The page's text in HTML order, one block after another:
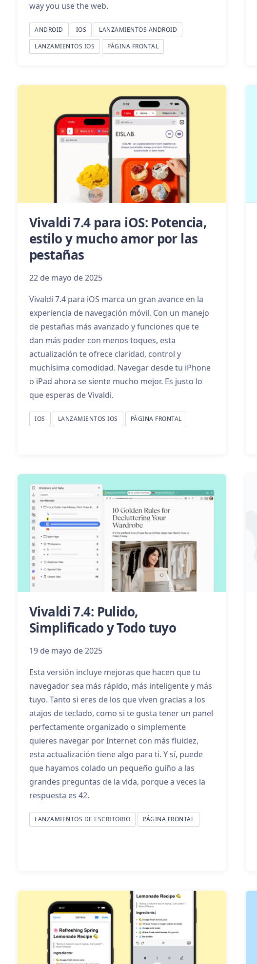
way you use the web.
ANDROID IOS
LANZAMIENTOS ANDROID
LANZAMIENTOS IOS
PÁGINA FRONTAL
Vivaldi 7.4 para iOS: Potencia,
estilo y mucho amor por las
pestañas
22 de mayo de 2025
Vivaldi 7.4 para iOS marca un gran avance en la
experiencia de navegación móvil. Con un manejo
de pestañas más avanzado y funciones que te
dan más poder con menos toques, esta
actualización te ofrece claridad, control y
muchísima comodidad. Navegar desde tu iPhone
o iPad ahora se siente mucho mejor. Es justo lo
que esperas de Vivaldi.
IOS LANZAMIENTOS IOS PÁGINA FRONTAL
Vivaldi 7.4: Pulido,
Simplificado y Todo tuyo
19 de mayo de 2025
Esta versión incluye mejoras que hacen que tu
navegador sea más rápido, más inteligente y más
tuyo. Tanto si eres de los que viven gracias a los
atajos de teclado, como si te gusta tener un panel
perfectamente organizado o simplemente
quieres navegar por Internet con más fluidez,
esta actualización tiene algo para ti. Y sí, puede
que hayamos colado un pequeño guiño a las
grandes preguntas de la vida, porque a veces la
respuesta es 42.
LANZAMIENTOS DE ESCRITORIO PÁGINA FRONTAL